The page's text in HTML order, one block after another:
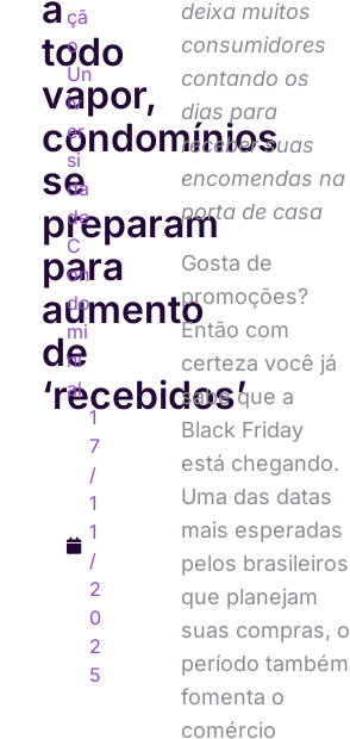
todo
vapor,
condomínios
se
preparam
para
aumento
de
‘recebidos’
çã
o
Un
iv
er
si
da
de
C
on
do
mi
ni
al
1
7
/
1
1
/
2
0
2
5
deixa muitos
consumidores
contando os
dias para
receber suas
encomendas na
porta de casa
Gosta de
promoções?
Então com
certeza você já
sabe que a
Black Friday
está chegando.
Uma das datas
mais esperadas
pelos brasileiros
que planejam
suas compras, o
período também
fomenta o
comércio